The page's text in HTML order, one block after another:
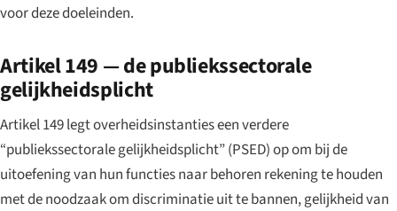
voor deze doeleinden.
Artikel 149 — de publiekssectorale
gelijkheidsplicht
Artikel 149 legt overheidsinstanties een verdere
“publiekssectorale gelijkheidsplicht” (PSED) op om bij de
uitoefening van hun functies naar behoren rekening te houden
met de noodzaak om discriminatie uit te bannen, gelijkheid van